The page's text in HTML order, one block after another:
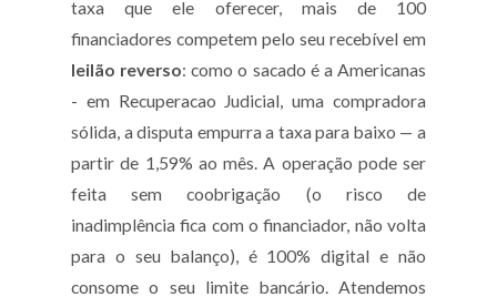
taxa que ele oferecer, mais de 100
financiadores competem pelo seu recebível em
leilão reverso: como o sacado é a Americanas
- em Recuperacao Judicial, uma compradora
sólida, a disputa empurra a taxa para baixo — a
partir de 1,59% ao mês. A operação pode ser
feita sem coobrigação (o risco de
inadimplência fica com o financiador, não volta
para o seu balanço), é 100% digital e não
consome o seu limite bancário. Atendemos